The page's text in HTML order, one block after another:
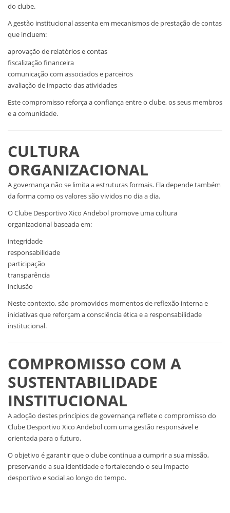
do clube.
A gestão institucional assenta em mecanismos de prestação de contas
que incluem:
aprovação de relatórios e contas
fiscalização financeira
comunicação com associados e parceiros
avaliação de impacto das atividades
Este compromisso reforça a confiança entre o clube, os seus membros
e a comunidade.
CULTURA
ORGANIZACIONAL
A governança não se limita a estruturas formais. Ela depende também
da forma como os valores são vividos no dia a dia.
O Clube Desportivo Xico Andebol promove uma cultura
organizacional baseada em:
integridade
responsabilidade
participação
transparência
inclusão
Neste contexto, são promovidos momentos de reflexão interna e
iniciativas que reforçam a consciência ética e a responsabilidade
institucional.
COMPROMISSO COM A
SUSTENTABILIDADE
INSTITUCIONAL
A adoção destes princípios de governança reflete o compromisso do
Clube Desportivo Xico Andebol com uma gestão responsável e
orientada para o futuro.
O objetivo é garantir que o clube continua a cumprir a sua missão,
preservando a sua identidade e fortalecendo o seu impacto
desportivo e social ao longo do tempo.